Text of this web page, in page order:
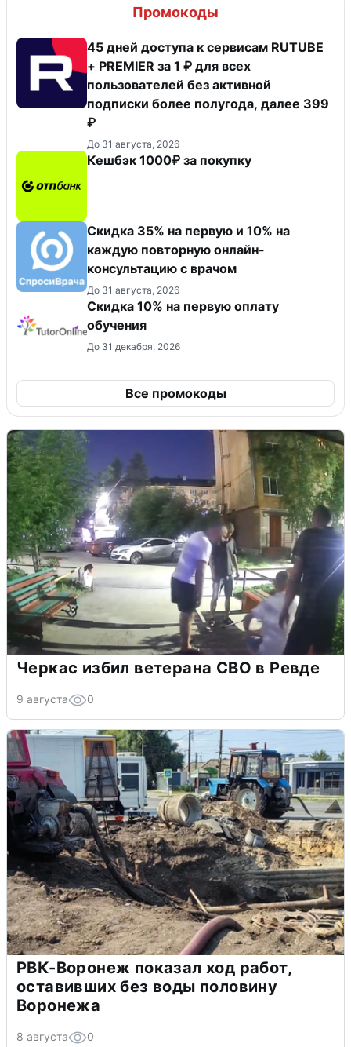
Промокоды
45 дней доступа к сервисам RUTUBE
+ PREMIER за 1 ₽ для всех
пользователей без активной
подписки более полугода, далее 399
₽
До 31 августа, 2026
Кешбэк 1000₽ за покупку
Скидка 35% на первую и 10% на
каждую повторную онлайн-
консультацию с врачом
До 31 августа, 2026
Скидка 10% на первую оплату
обучения
До 31 декабря, 2026
Все промокоды
Черкас избил ветерана СВО в Ревде
9 августа 0
РВК-Воронеж показал ход работ,
оставивших без воды половину
Воронежа
8 августа 0